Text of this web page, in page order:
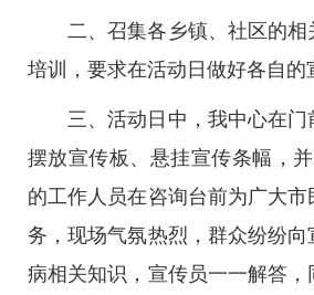
二、召集各乡镇、社区的相
培训，要求在活动日做好各自的
三、活动日中，我中心在门
摆放宣传板、悬挂宣传条幅，
的工作人员在咨询台前为广大市
务，现场气氛热烈，群众纷纷
病相关知识，宣传员一一解答